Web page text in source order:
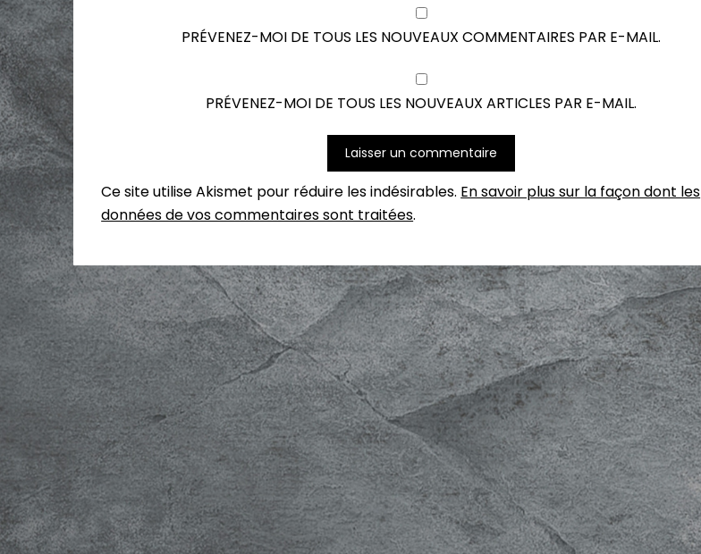
PRÉVENEZ-MOI DE TOUS LES NOUVEAUX COMMENTAIRES PAR E-MAIL.
PRÉVENEZ-MOI DE TOUS LES NOUVEAUX ARTICLES PAR E-MAIL.
Ce site utilise Akismet pour réduire les indésirables. En savoir plus sur la façon dont les
données de vos commentaires sont traitées.